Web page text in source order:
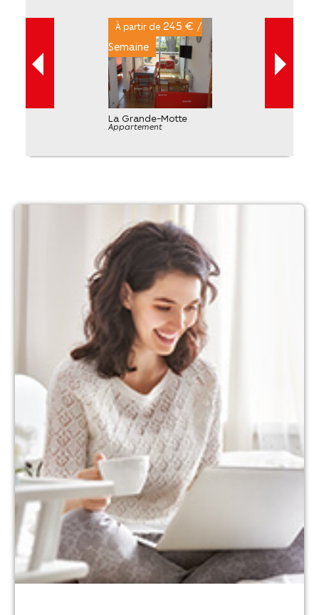
À partir de 245 € /
Semaine
La Grande-Motte
Appartement